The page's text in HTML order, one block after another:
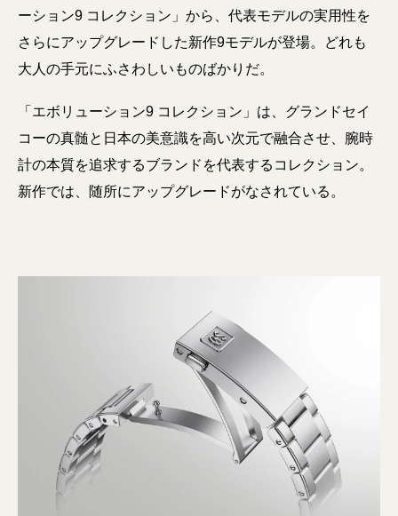
ーション9 コレクション」から、代表モデルの実用性を
さらにアップグレードした新作9モデルが登場。どれも
大人の手元にふさわしいものばかりだ。
「エボリューション9 コレクション」は、グランドセイ
コーの真髄と日本の美意識を高い次元で融合させ、腕時
計の本質を追求するブランドを代表するコレクション。
新作では、随所にアップグレードがなされている。